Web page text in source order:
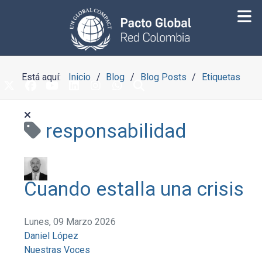
Está aquí: Inicio Blog Blog Posts Etiquetas
responsabilidad
Cuando estalla una crisis
Lunes, 09 Marzo 2026
Daniel López
Nuestras Voces